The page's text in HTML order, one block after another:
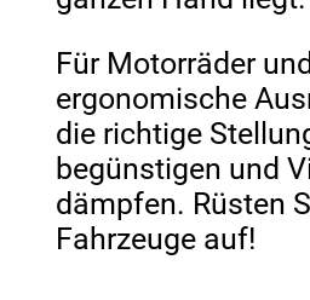
Für Motorräder
ergonomische
die richtige
begünstigen und
dämpfen. Rüsten
Fahrzeuge auf!